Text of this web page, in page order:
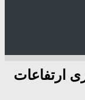
ارتفاعات